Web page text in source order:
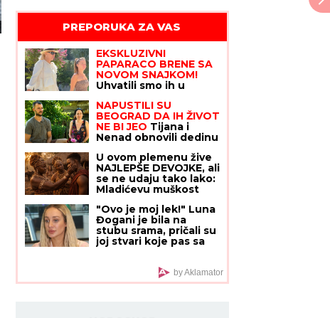
PREPORUKA ZA VAS
EKSKLUZIVNI
PAPARACO BRENE SA
NOVOM SNAJKOM!
Uhvatili smo ih u
Crnoj Gori: Pevačica
skockana od glave do
pete, Viktorova
devojka bez šminke
NAPUSTILI SU
BEOGRAD DA IH ŽIVOT
NE BI JEO Tijana i
Nenad obnovili dedinu
godine, a njihovo
bezglutensko brašno
danas hrani Srbiju
U ovom plemenu žive
NAJLEPŠE DEVOJKE, ali
se ne udaju tako lako:
Mladićevu muškost
NJENA TETKA, a ako
ona nije zadovoljna
sledi SUROVA KAZNA
"Ovo je moj lek!" Luna
Đogani je bila na
stubu srama, pričali su
joj stvari koje pas sa
by Aklamator